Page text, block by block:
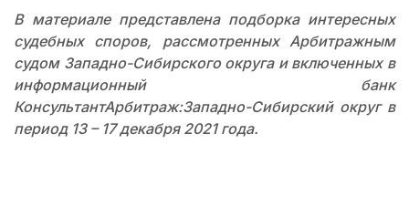
В материале представлена подборка интересных
судебных споров, рассмотренных Арбитражным
судом Западно-Сибирского округа и включенных в
информационный банк
КонсультантАрбитраж:Западно-Сибирский округ в
период 13 – 17 декабря 2021 года.